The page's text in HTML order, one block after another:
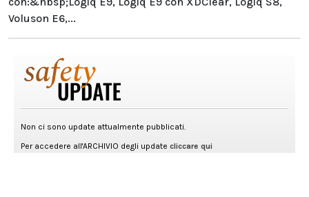
Voluson E6,...